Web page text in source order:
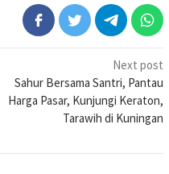
Next post
Sahur Bersama Santri, Pantau
Harga Pasar, Kunjungi Keraton,
Tarawih di Kuningan